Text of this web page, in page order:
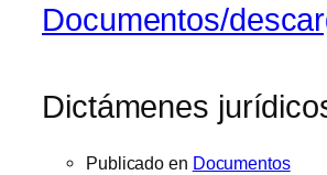
Documentos/
Dictámenes
Publicado en Documentos